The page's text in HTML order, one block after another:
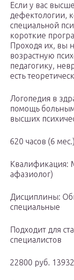
Если у вас
дефектологии,
специальной
короткие
Проходя их, вы
возрастную
педагогику,
есть
Логопедия в
помощь
высших
620 часов (6 мес.)
Квалификация:
афазиолог)
Дисциплины:
специальные
Подходит для
специалистов
22800 руб.